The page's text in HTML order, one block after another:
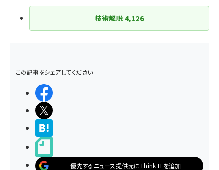
技術解説 4,126
この記事をシェアしてください
優先するニュース提供元にThink ITを追加